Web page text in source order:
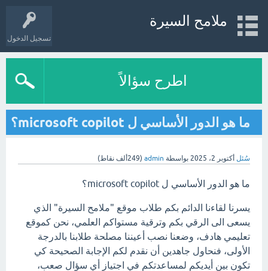
تسجيل الدخول
ملامح السيرة
اطرح سؤالاً
ما هو الدور الأساسي ل microsoft copilot؟
سُئل أكتوبر 2، 2025 بواسطة admin
(249ألف نقاط)
ما هو الدور الأساسي ل microsoft copilot؟
يسرنا لقاءنا الدائم بكم طلاب موقع "ملامح السيرة" الذي
يسعى الى الرقي بكم وترقية مستواكم العلمي، نحن كموقع
تعليمي هادف، وضعنا نصب أعيننا مصلحة طلابنا بالدرجة
الأولى، فنحاول جاهدين أن نقدم لكم الإجابة الصحيحة كي
تكون بين أيديكم لمساعدتكم في اجتياز أي سؤال صعب،